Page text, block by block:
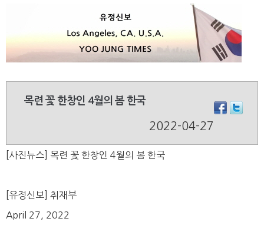
목련 꽃 한창인 4월의 봄 한국
2022-04-27
[사진뉴스] 목련 꽃 한창인 4월의 봄 한국
[유정신보] 취재부
April 27, 2022